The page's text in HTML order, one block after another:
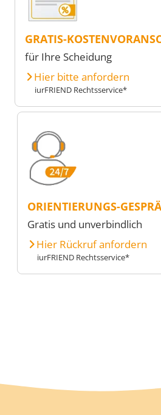
GRATIS-
für Ihre Scheidung
Hier bitte anfordern
iurFRIEND Rechtsservice*
ORIENTIERUNGS-
Gratis und unverbindlich
Hier Rückruf anfordern
iurFRIEND Rechtsservice*